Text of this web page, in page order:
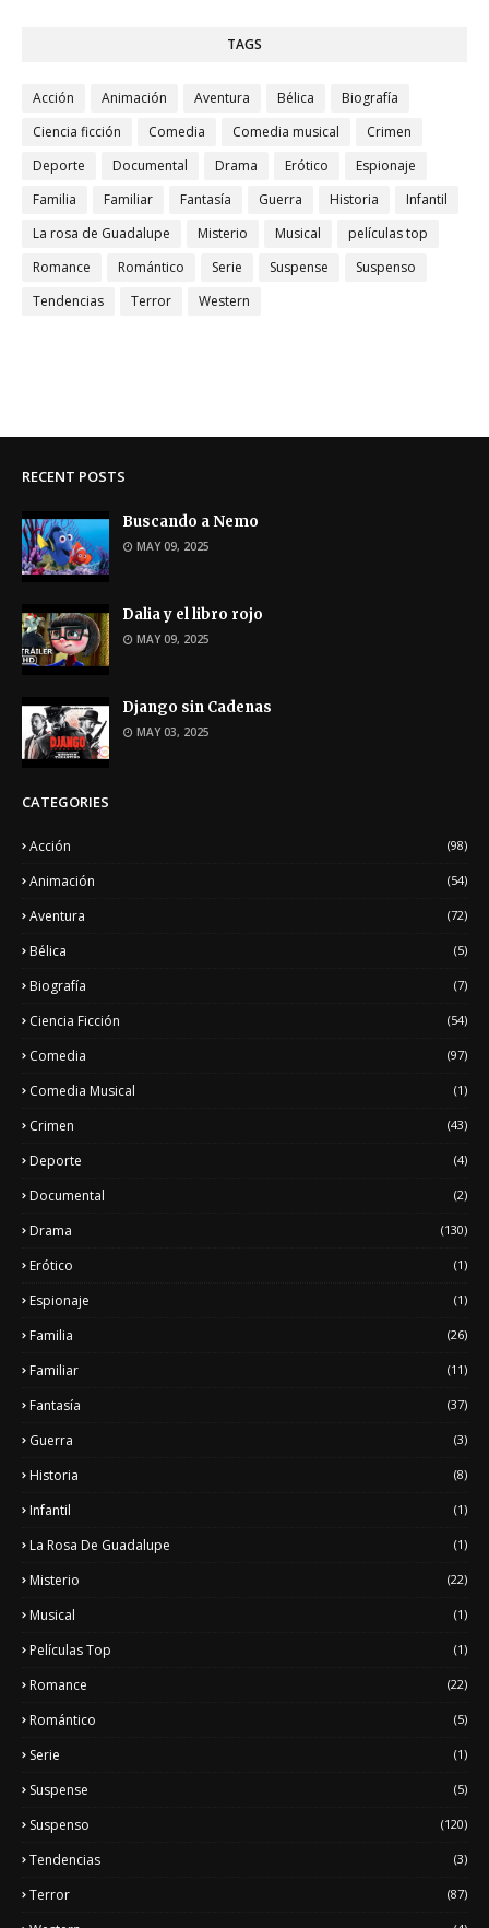
TAGS
Acción Animación Aventura Bélica
Biografía
Ciencia ficción
Comedia Comedia musical
Crimen
Deporte
Documental Drama Erótico
Espionaje
Familia
Familiar Fantasía Guerra Historia
Infantil
La rosa de Guadalupe
Misterio Musical
películas top
Romance
Romántico Serie Suspense
Suspenso
Tendencias
Terror Western
RECENT POSTS
Buscando a Nemo
MAY 09, 2025
Dalia y el libro rojo
MAY 09, 2025
Django sin Cadenas
MAY 03, 2025
CATEGORIES
Acción (98)
Animación (54)
Aventura (72)
Bélica (5)
Biografía (7)
Ciencia Ficción (54)
Comedia (97)
Comedia Musical (1)
Crimen (43)
Deporte (4)
Documental (2)
Drama (130)
Erótico (1)
Espionaje (1)
Familia (26)
Familiar (11)
Fantasía (37)
Guerra (3)
Historia (8)
Infantil (1)
La Rosa De Guadalupe (1)
Misterio (22)
Musical (1)
Películas Top (1)
Romance (22)
Romántico (5)
Serie (1)
Suspense (5)
Suspenso (120)
Tendencias (3)
Terror (87)